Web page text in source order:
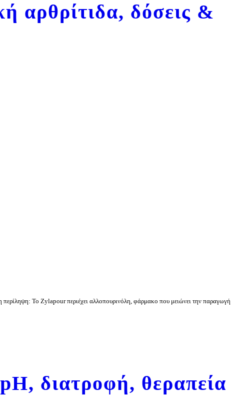
αρθρίτιδα, δόσεις &
Το Zylapour περιέχει αλλοπουρινόλη, φάρμακο που μειώνει την παραγωγή
διατροφή, θεραπεία